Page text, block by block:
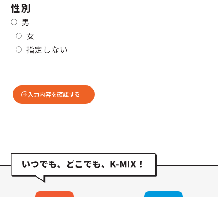
性別
男
女
指定しない
入力内容を確認する